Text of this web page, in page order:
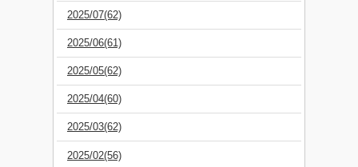
2025/07(62)
2025/06(61)
2025/05(62)
2025/04(60)
2025/03(62)
2025/02(56)